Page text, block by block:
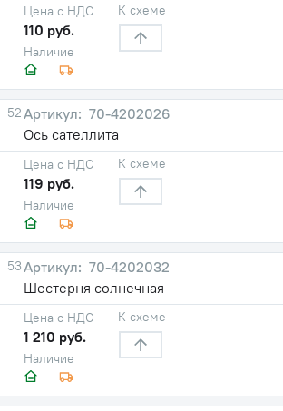
Наличие
Цена с НДС
110 руб.
К схеме
52
70-4202026
Ось сателлита
Наличие
Цена с НДС
119 руб.
К схеме
53
70-4202032
Шестерня солнечная
Наличие
Цена с НДС
1 210 руб.
К схеме